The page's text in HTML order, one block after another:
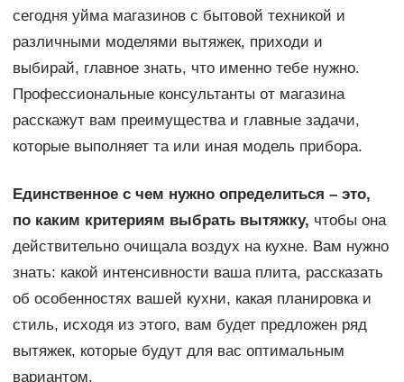
сегодня уйма магазинов с бытовой техникой и
различными моделями вытяжек, приходи и
выбирай, главное знать, что именно тебе нужно.
Профессиональные консультанты от магазина
расскажут вам преимущества и главные задачи,
которые выполняет та или иная модель прибора.
Единственное с чем нужно определиться – это,
по каким критериям выбрать вытяжку, чтобы она
действительно очищала воздух на кухне. Вам нужно
знать: какой интенсивности ваша плита, рассказать
об особенностях вашей кухни, какая планировка и
стиль, исходя из этого, вам будет предложен ряд
вытяжек, которые будут для вас оптимальным
вариантом.